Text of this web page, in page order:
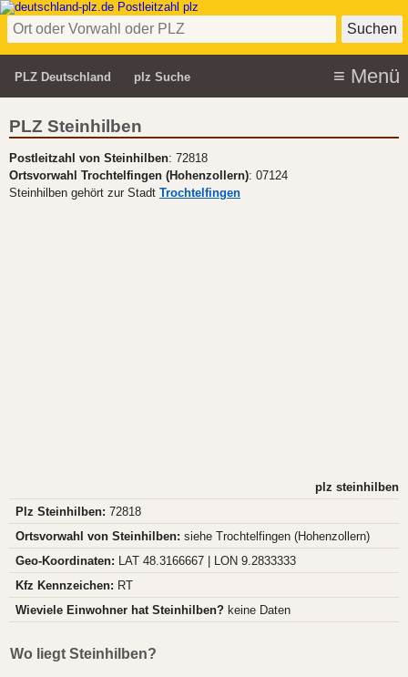
PLZ Deutschland plz Suche
PLZ Steinhilben
Postleitzahl von Steinhilben: 72818
Ortsvorwahl Trochtelfingen (Hohenzollern): 07124
Steinhilben gehört zur Stadt Trochtelfingen
plz steinhilben
Plz Steinhilben: 72818
Ortsvorwahl von Steinhilben: siehe Trochtelfingen (Hohenzollern)
Geo-Koordinaten: LAT 48.3166667 | LON 9.2833333
Kfz Kennzeichen: RT
Wieviele Einwohner hat Steinhilben? keine Daten
Wo liegt Steinhilben?